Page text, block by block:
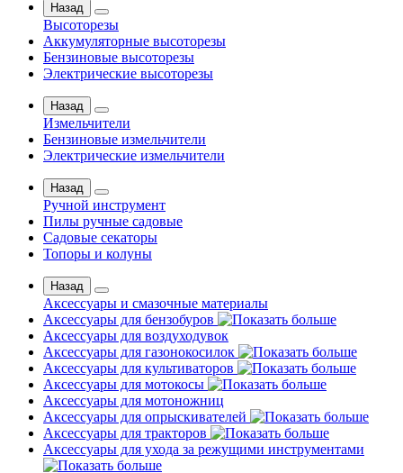
Назад
Высоторезы
Аккумуляторные высоторезы
Бензиновые высоторезы
Электрические высоторезы
Назад
Измельчители
Бензиновые измельчители
Электрические измельчители
Назад
Ручной инструмент
Пилы ручные садовые
Садовые секаторы
Топоры и колуны
Назад
Аксессуары и смазочные материалы
Аксессуары для бензобуров
Аксессуары для воздуходувок
Аксессуары для газонокосилок
Аксессуары для культиваторов
Аксессуары для мотокосы
Аксессуары для мотоножниц
Аксессуары для опрыскивателей
Аксессуары для тракторов
Аксессуары для ухода за режущими инструментами